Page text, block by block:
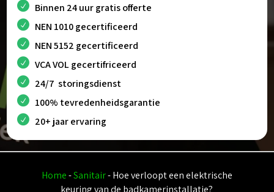
Binnen 24 uur gratis offerte
NEN 1010 gecertificeerd
NEN 5152 gecertificeerd
VCA VOL gecertifriceerd
24/7 storingsdienst
100% tevredenheidsgarantie
20+ jaar ervaring
Home-Sanitair-Hoe verloopt een elektrische
keuring van de badkamerinstallatie?